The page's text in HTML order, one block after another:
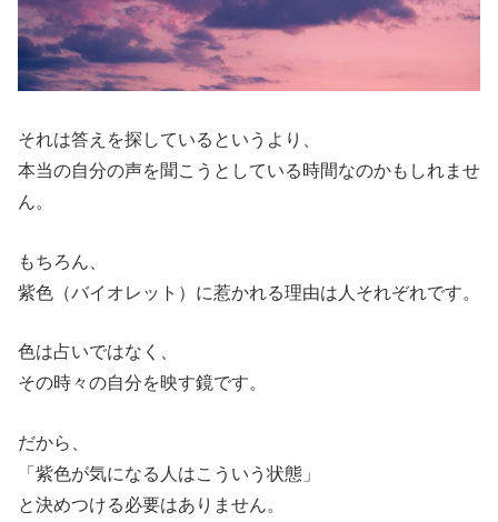
それは答えを探しているというより、
本当の自分の声を聞こうとしている時間なのかもしれませ
ん。
もちろん、
紫色（バイオレット）に惹かれる理由は人それぞれです。
色は占いではなく、
その時々の自分を映す鏡です。
だから、
「紫色が気になる人はこういう状態」
と決めつける必要はありません。